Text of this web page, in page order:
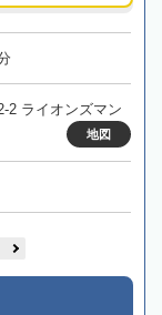
2 ライオンズマン
地図